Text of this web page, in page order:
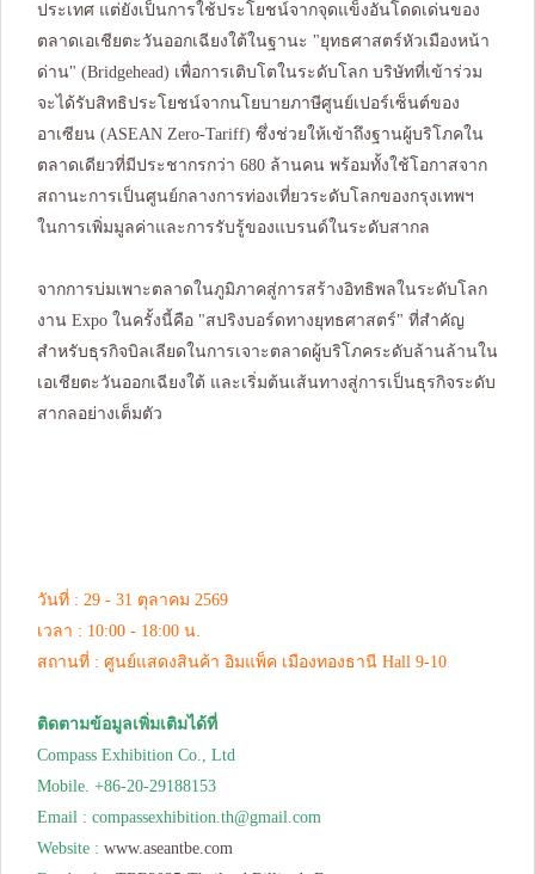
ประเทศ แต่ยังเป็นการใช้ประโยชน์จากจุดแข็งอันโดดเด่นของ
ตลาดเอเชียตะวันออกเฉียงใต้ในฐานะ "ยุทธศาสตร์หัวเมืองหน้า
ด่าน" (Bridgehead) เพื่อการเติบโตในระดับโลก บริษัทที่เข้าร่วม
จะได้รับสิทธิประโยชน์จากนโยบายภาษีศูนย์เปอร์เซ็นต์ของ
อาเซียน (ASEAN Zero-Tariff) ซึ่งช่วยให้เข้าถึงฐานผู้บริโภคใน
ตลาดเดียวที่มีประชากรกว่า 680 ล้านคน พร้อมทั้งใช้โอกาสจาก
สถานะการเป็นศูนย์กลางการท่องเที่ยวระดับโลกของกรุงเทพฯ
ในการเพิ่มมูลค่าและการรับรู้ของแบรนด์ในระดับสากล
จากการบ่มเพาะตลาดในภูมิภาคสู่การสร้างอิทธิพลในระดับโลก
งาน Expo ในครั้งนี้คือ "สปริงบอร์ดทางยุทธศาสตร์" ที่สำคัญ
สำหรับธุรกิจบิลเลียดในการเจาะตลาดผู้บริโภคระดับล้านล้านใน
เอเชียตะวันออกเฉียงใต้ และเริ่มต้นเส้นทางสู่การเป็นธุรกิจระดับ
สากลอย่างเต็มตัว
วันที่ : 29 - 31 ตุลาคม 2569
เวลา : 10:00 - 18:00 น.
สถานที่ : ศูนย์แสดงสินค้า อิมแพ็ค เมืองทองธานี Hall 9-10
ติดตามข้อมูลเพิ่มเติมได้ที่
Compass Exhibition Co., Ltd
Mobile. +86-20-29188153
Email : compassexhibition.th@gmail.com
Website : www.aseantbe.com